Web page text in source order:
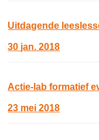
Uitdagende
30 jan. 2018
Actie-lab formatief
23 mei 2018